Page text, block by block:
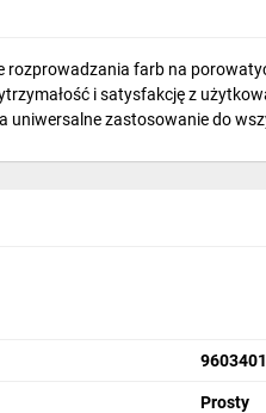
rozprowadzania farb na
i satysfakcję z
uniwersalne zastosowanie do
Prosty